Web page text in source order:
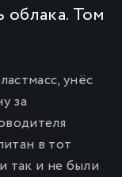
облака. Том
унёс
за
в тот
так и не были